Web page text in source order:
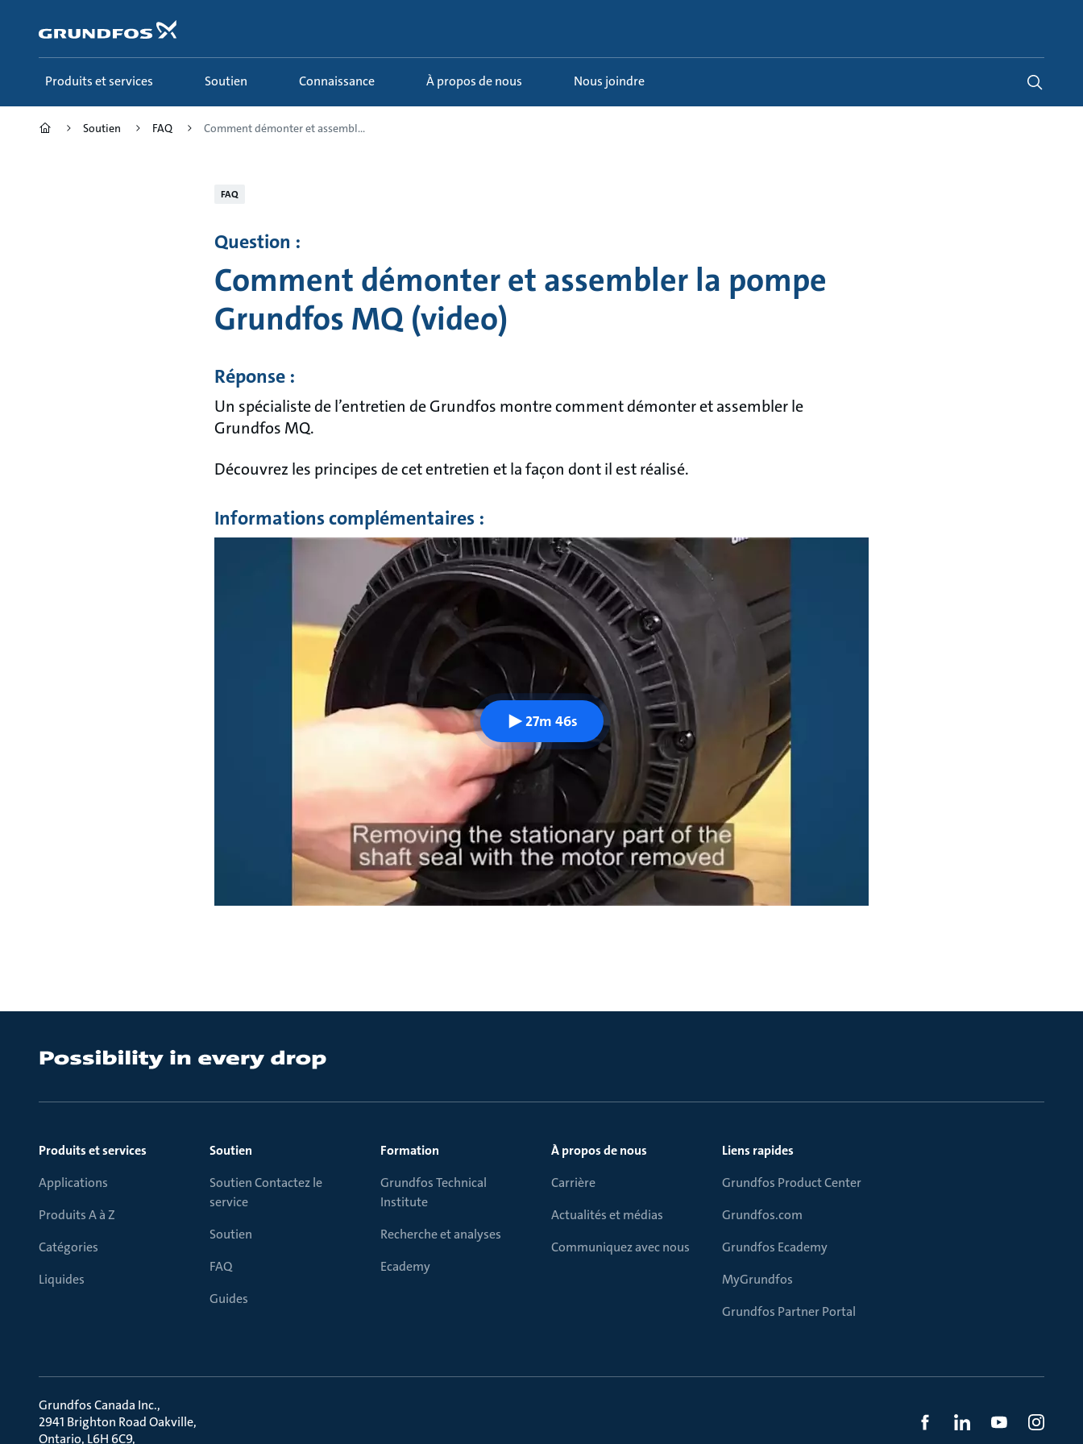
principal
Produits et services Soutien Connaissance À propos de nous Nous joindre
Soutien FAQ Comment démonter et assembl...
FAQ
Question :
Comment démonter et assembler la pompe
Grundfos MQ (video)
Réponse :
Un spécialiste de l’entretien de Grundfos montre comment démonter et assembler le
Grundfos MQ.
Découvrez les principes de cet entretien et la façon dont il est réalisé.
Informations complémentaires :
27m 46s
Produits et services
Applications
Produits A à Z
Catégories
Liquides
Soutien
Soutien Contactez le
service
Soutien
FAQ
Guides
Formation
Grundfos Technical
Institute
Recherche et analyses
Ecademy
À propos de nous
Carrière
Actualités et médias
Communiquez avec nous
Liens rapides
Grundfos Product Center
Grundfos.com
Grundfos Ecademy
MyGrundfos
Grundfos Partner Portal
Grundfos Canada Inc.
2941 Brighton Road Oakville
Ontario, L6H 6C9